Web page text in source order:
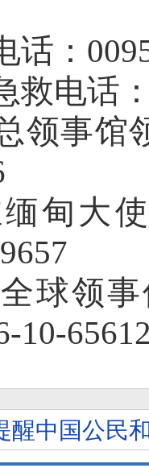
话：
救电话
领事馆
甸大
球领事
10-
醒中国公民